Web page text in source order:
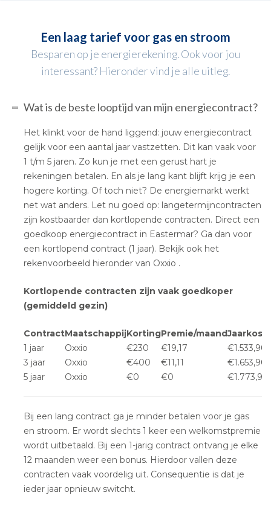
Een laag tarief voor gas en stroom
Besparen op je energierekening. Ook voor jou
interessant? Hieronder vind je alle uitleg.
Wat is de beste looptijd van mijn energiecontract?
Het klinkt voor de hand liggend: jouw energiecontract
gelijk voor een aantal jaar vastzetten. Dit kan vaak voor
1 t/m 5 jaren. Zo kun je met een gerust hart je
rekeningen betalen. En als je lang kant blijft krijg je een
hogere korting. Of toch niet? De energiemarkt werkt
net wat anders. Let nu goed op: langetermijncontracten
zijn kostbaarder dan kortlopende contracten. Direct een
goedkoop energiecontract in Eastermar? Ga dan voor
een kortlopend contract (1 jaar). Bekijk ook het
rekenvoorbeeld hieronder van Oxxio .
Kortlopende contracten zijn vaak goedkoper
(gemiddeld gezin)
ContractMaatschappijKortingPremie/maand
1 jaar
Oxxio €230 €19,17
€1.533,90
3 jaar
Oxxio €400 €11,11
€1.653,90
5 jaar
Oxxio €0 €0 €1.773,90
Bij een lang contract ga je minder betalen voor je gas
en stroom. Er wordt slechts 1 keer een welkomstpremie
wordt uitbetaald. Bij een 1-jarig contract ontvang je elke
12 maanden weer een bonus. Hierdoor vallen deze
contracten vaak voordelig uit. Consequentie is dat je
ieder jaar opnieuw switcht.